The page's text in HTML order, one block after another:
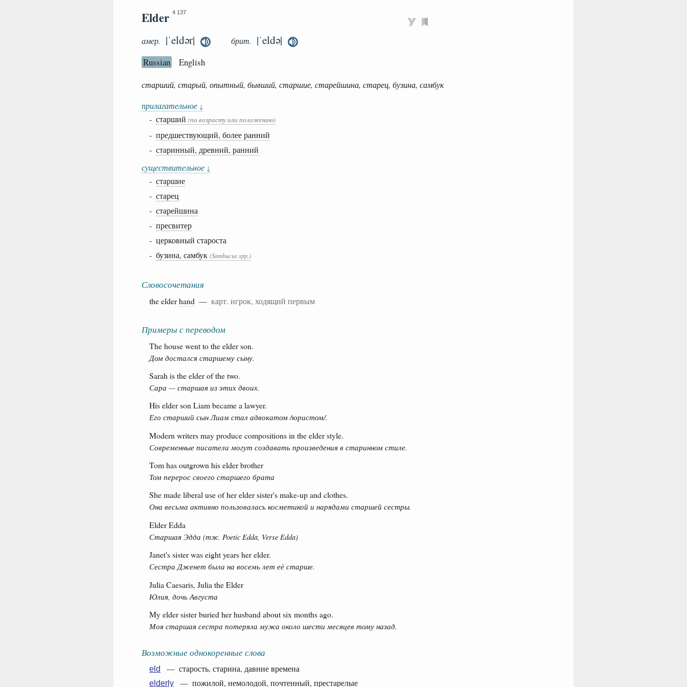
Elder 4 137
амер. |ˈeldər| брит. |ˈeldə|
Russian English
старший, старый, опытный, бывший, старшие, старейшина, старец, бузина, самбук
прилагательное ↓
- старший (по возрасту или положению)
- предшествующий, более ранний
- старинный, древний, ранний
существительное ↓
- старшие
- старец
- старейшина
- пресвитер
- церковный староста
- бузина, самбук (Sambucus spp.)
Словосочетания
the elderhand — карт. игрок, ходящий первым
Примеры с переводом
The house went to the elder son.
Дом достался старшему сыну.
Sarah is the elder of the two.
Сара — старшая из этих двоих.
His elder son Liam became a lawyer.
Его старший сын Лиам стал адвокатом /юристом/.
Modern writers may produce compositions in the elder style.
Современные писатели могут создавать произведения в старинном стиле.
Tom has outgrown his elder brother
Том перерос своего старшего брата
She made liberal use of her elder sister's make-up and clothes.
Она весьма активно пользовалась косметикой и нарядами старшей сестры.
Elder Edda
Старшая Эдда (тж. Poetic Edda, Verse Edda)
Janet's sister was eight years her elder.
Сестра Дженет была на восемь лет её старше.
Julia Caesaris, Julia the Elder
Юлия, дочь Августа
My elder sister buried her husband about six months ago.
Моя старшая сестра потеряла мужа около шести месяцев тому назад.
Возможные однокоренные слова
eld — старость, старина, давние времена
elderly — пожилой, немолодой, почтенный, престарелые